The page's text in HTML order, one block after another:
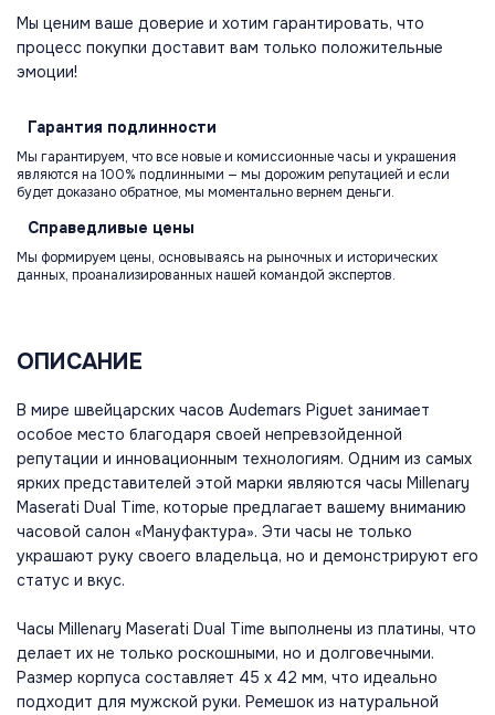
Мы ценим ваше доверие и хотим гарантировать, что
процесс покупки доставит вам только положительные
эмоции!
Гарантия подлинности
Мы гарантируем, что все новые и комиссионные часы и украшения
являются на 100% подлинными — мы дорожим репутацией и если
будет доказано обратное, мы моментально вернем деньги.
Справедливые цены
Мы формируем цены, основываясь на рыночных и исторических
данных, проанализированных нашей командой экспертов.
ОПИСАНИЕ
В мире швейцарских часов Audemars Piguet занимает
особое место благодаря своей непревзойденной
репутации и инновационным технологиям. Одним из самых
ярких представителей этой марки являются часы Millenary
Maserati Dual Time, которые предлагает вашему вниманию
часовой салон «Мануфактура». Эти часы не только
украшают руку своего владельца, но и демонстрируют его
статус и вкус.
Часы Millenary Maserati Dual Time выполнены из платины, что
делает их не только роскошными, но и долговечными.
Размер корпуса составляет 45 х 42 мм, что идеально
подходит для мужской руки. Ремешок из натуральной